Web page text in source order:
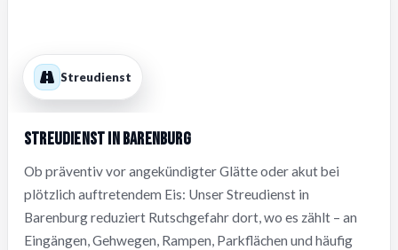
Streudienst
Streudienst in Barenburg
Ob präventiv vor angekündigter Glätte oder akut bei
plötzlich auftretendem Eis: Unser Streudienst in
Barenburg reduziert Rutschgefahr dort, wo es zählt – an
Eingängen, Gehwegen, Rampen, Parkflächen und häufig